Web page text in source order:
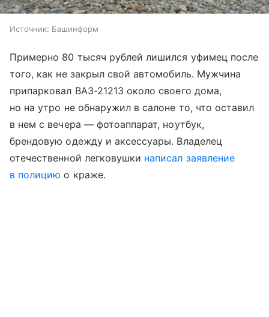
Источник: Башинформ
Примерно 80 тысяч рублей лишился уфимец после
того, как не закрыл свой автомобиль. Мужчина
припарковал ВАЗ-21213 около своего дома,
но на утро не обнаружил в салоне то, что оставил
в нем с вечера — фотоаппарат, ноутбук,
брендовую одежду и аксессуары. Владелец
отечественной легковушки написал заявление
в полицию о краже.